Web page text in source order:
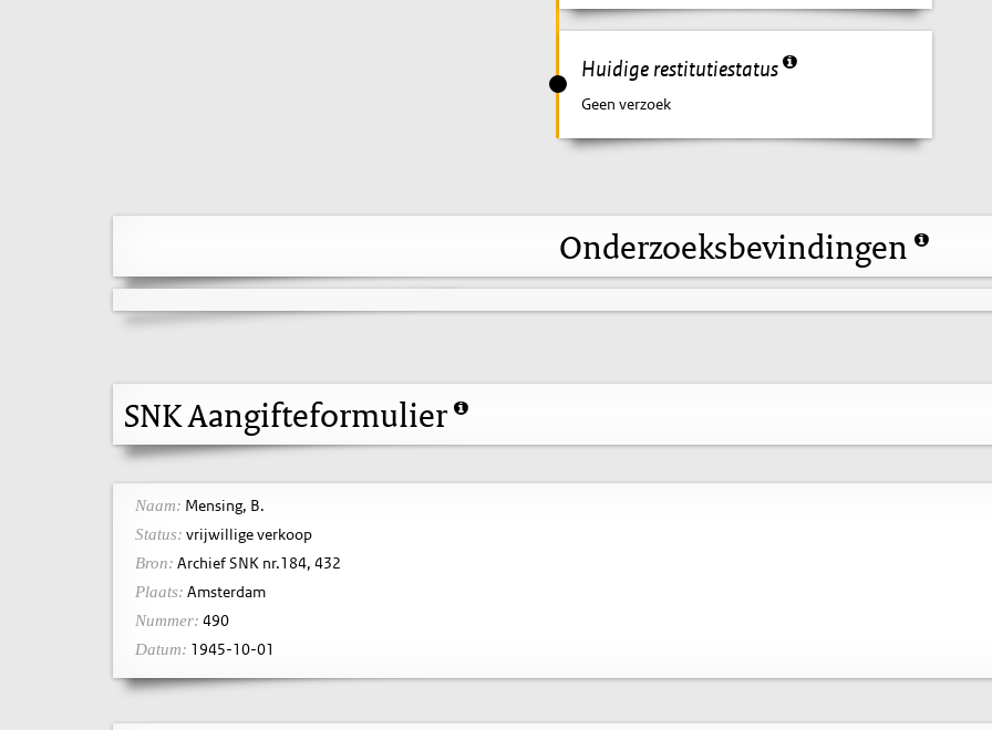
Huidige restitutiestatus
Geen verzoek
Onderzoeksbevindingen
SNK Aangifteformulier
Naam: Mensing, B.
Status: vrijwillige verkoop
Bron: Archief SNK nr.184, 432
Plaats: Amsterdam
Nummer: 490
Datum: 1945-10-01